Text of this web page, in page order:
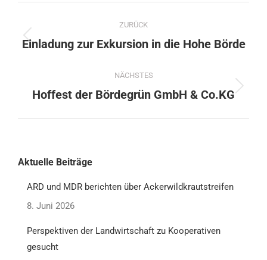
ZURÜCK
Einladung zur Exkursion in die Hohe Börde
NÄCHSTES
Hoffest der Bördegrün GmbH & Co.KG
Aktuelle Beiträge
ARD und MDR berichten über Ackerwildkrautstreifen
8. Juni 2026
Perspektiven der Landwirtschaft zu Kooperativen
gesucht